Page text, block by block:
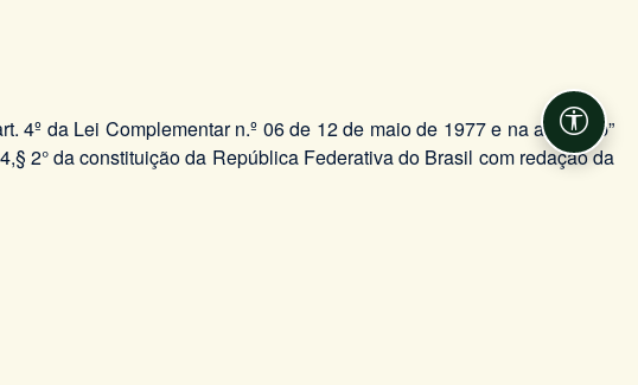
da Lei Complementar n.º 06 de 12 de maio de 1977 e na alínea “b”
2° da constituição da República Federativa do Brasil com redação da